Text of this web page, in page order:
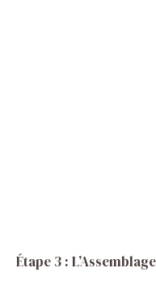
Étape 3 : L’Assemblage